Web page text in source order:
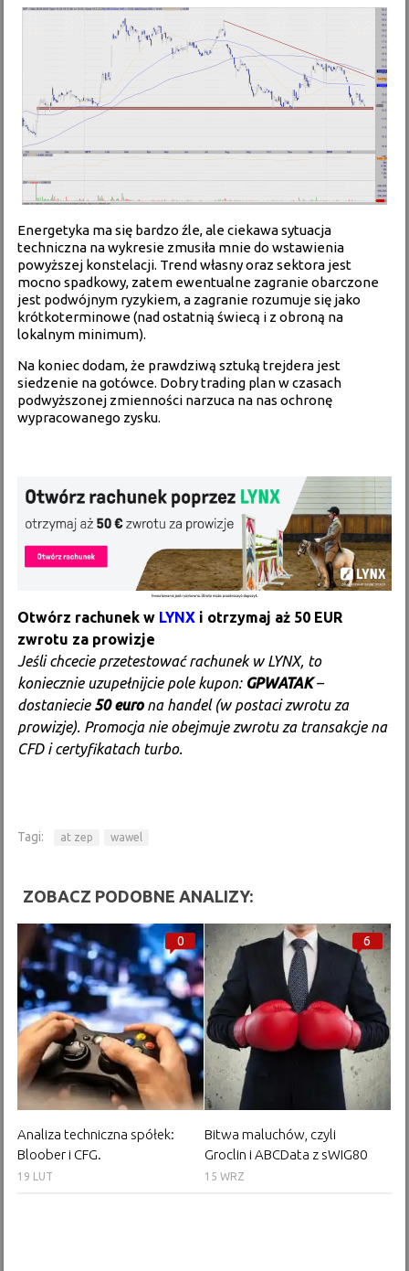
Energetyka ma się bardzo źle, ale ciekawa sytuacja
techniczna na wykresie zmusiła mnie do wstawienia
powyższej konstelacji. Trend własny oraz sektora jest
mocno spadkowy, zatem ewentualne zagranie obarczone
jest podwójnym ryzykiem, a zagranie rozumuje się jako
krótkoterminowe (nad ostatnią świecą i z obroną na
lokalnym minimum).
Na koniec dodam, że prawdziwą sztuką trejdera jest
siedzenie na gotówce. Dobry trading plan w czasach
podwyższonej zmienności narzuca na nas ochronę
wypracowanego zysku.
Otwórz rachunek w LYNX i otrzymaj aż 50 EUR
zwrotu za prowizje
Jeśli chcecie przetestować rachunek w LYNX, to
koniecznie uzupełnijcie pole kupon: GPWATAK–
dostaniecie 50 eurona handel (w postaci zwrotu za
prowizje). Promocja nie obejmuje zwrotu za transakcje na
CFD i certyfikatach turbo.
Tagi: at zep wawel
ZOBACZ PODOBNE ANALIZY:
0
Analiza techniczna spółek:
Bloober i CFG.
19 LUT
6
Bitwa maluchów, czyli
Groclin i ABCData z sWIG80
15 WRZ